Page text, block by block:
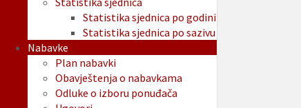
Statistika sjednica po godini
Statistika sjednica po sazivu
Nabavke
Plan nabavki
Obavještenja o nabavkama
Odluke o izboru ponuđača